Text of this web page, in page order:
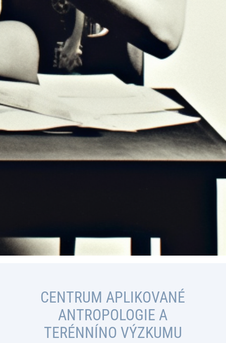
CENTRUM APLIKOVANÉ
ANTROPOLOGIE A
TERÉNNÍNO VÝZKUMU